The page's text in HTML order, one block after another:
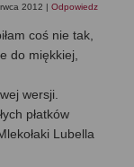
2012 Odpowiedz
coś nie tak,
do miękkiej,
wersji.
płatków
Lubella